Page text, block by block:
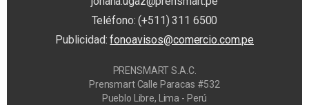
Teléfono: (+511) 311 6500
Publicidad:fonoavisos@comercio.com.pe
PRENSMART S.A.C.
Prensmart Calle Paracas #532
Pueblo Libre, Lima - Perú